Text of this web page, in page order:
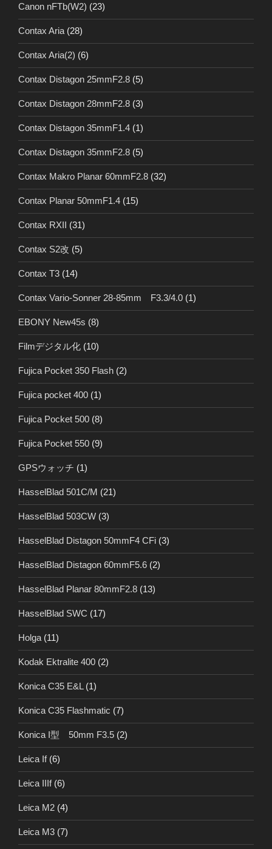
Canon nFTb(W2) (23)
Contax Aria(28)
Contax Aria(2) (6)
Contax Distagon 25mmF2.8 (5)
Contax Distagon 28mmF2.8 (3)
Contax Distagon 35mmF1.4 (1)
Contax Distagon 35mmF2.8 (5)
Contax Makro Planar 60mmF2.8 (32)
Contax Planar 50mmF1.4 (15)
Contax RXII (31)
Contax S2改 (5)
Contax T3 (14)
Contax Vario-Sonner 28-85mm F3.3/4.0 (1)
EBONY New45s (8)
Filmデジタル化 (10)
Fujica Pocket 350 Flash (2)
Fujica pocket 400 (1)
Fujica Pocket 500 (8)
Fujica Pocket 550 (9)
GPSウォッチ (1)
HasselBlad 501C/M (21)
HasselBlad 503CW (3)
HasselBlad Distagon 50mmF4 CFi (3)
HasselBlad Distagon 60mmF5.6 (2)
HasselBlad Planar 80mmF2.8 (13)
HasselBlad SWC (17)
Holga(11)
Kodak Ektralite 400 (2)
Konica C35 E&L(1)
Konica C35 Flashmatic (7)
Konica I型 50mm F3.5 (2)
Leica If(6)
Leica IIIf(6)
Leica M2 (4)
Leica M3 (7)